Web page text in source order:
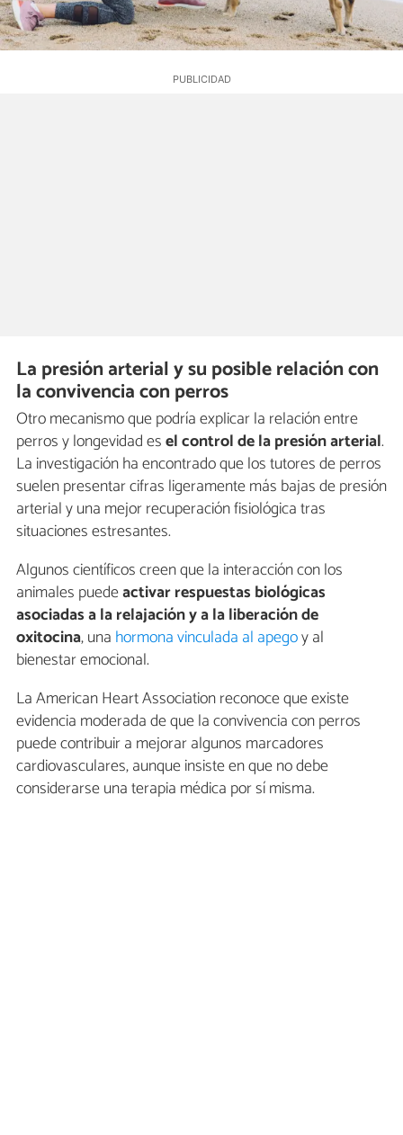
La presión arterial y su posible relación con
la convivencia con perros
Otro mecanismo que podría explicar la relación entre
perros y longevidad esel control de la presión arterial.
La investigación ha encontrado que los tutores de perros
suelen presentar cifras ligeramente más bajas de presión
arterial y una mejor recuperación fisiológica tras
situaciones estresantes.
Algunos científicos creen que la interacción con los
animales puedeactivar respuestas biológicas
asociadas a la relajación y a la liberación de
oxitocina, una hormona vinculada al apegoy al
bienestar emocional.
La American Heart Association reconoce que existe
evidencia moderada de que la convivencia con perros
puede contribuir a mejorar algunos marcadores
cardiovasculares, aunque insiste en que no debe
considerarse una terapia médica por sí misma.